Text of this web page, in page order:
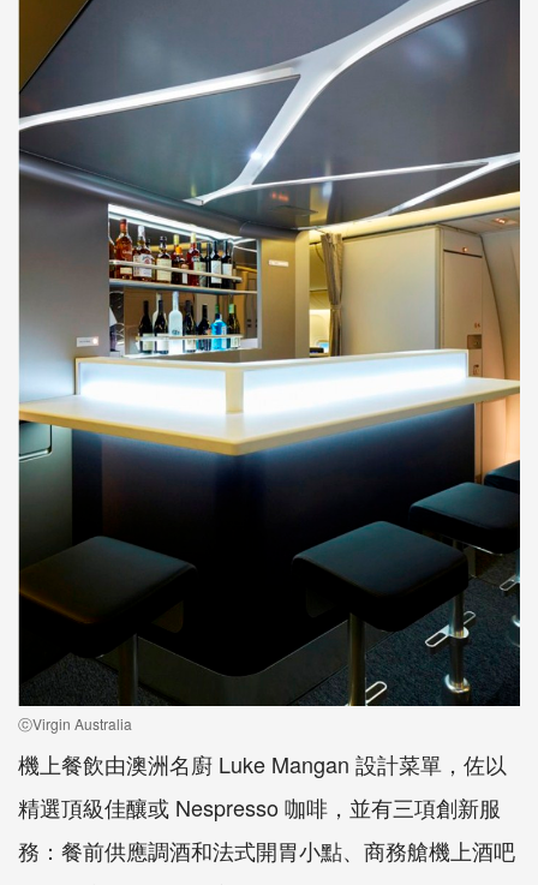
ⓒVirgin Australia
機上餐飲由澳洲名廚 Luke Mangan 設計菜單，佐以
精選頂級佳釀或 Nespresso 咖啡，並有三項創新服
務：餐前供應調酒和法式開胃小點、商務艙機上酒吧